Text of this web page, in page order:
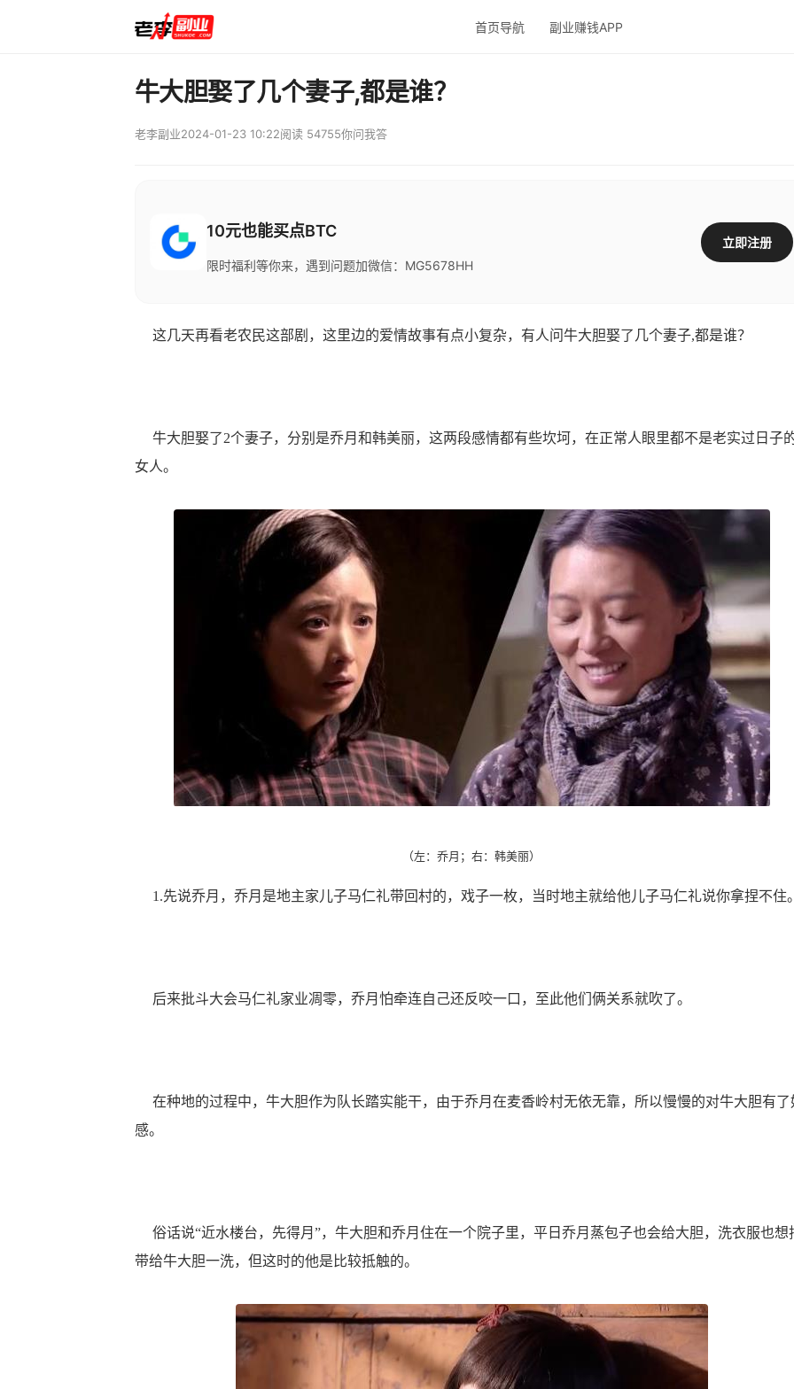
首页导航 副业赚钱APP
牛大胆娶了几个妻子,都是谁？
老李副业2024-01-23 10:22阅读 54755你问我答
10元也能买点BTC
限时福利等你来，遇到问题加微信：MG5678HH
立即注册
这几天再看老农民这部剧，这里边的爱情故事有点小复杂，有人问牛大胆娶了几个妻子,都是谁？
牛大胆娶了2个妻子，分别是乔月和韩美丽，这两段感情都有些坎坷，在正常人眼里都不是老实过日子
女人。
（左：乔月；右：韩美丽）
1.先说乔月，乔月是地主家儿子马仁礼带回村的，戏子一枚，当时地主就给他儿子马仁礼说你拿捏不住
后来批斗大会马仁礼家业凋零，乔月怕牵连自己还反咬一口，至此他们俩关系就吹了。
在种地的过程中，牛大胆作为队长踏实能干，由于乔月在麦香岭村无依无靠，所以慢慢的对牛大胆有了
感。
俗话说“近水楼台，先得月”，牛大胆和乔月住在一个院子里，平日乔月蒸包子也会给大胆，洗衣服也想
带给牛大胆一洗，但这时的他是比较抵触的。